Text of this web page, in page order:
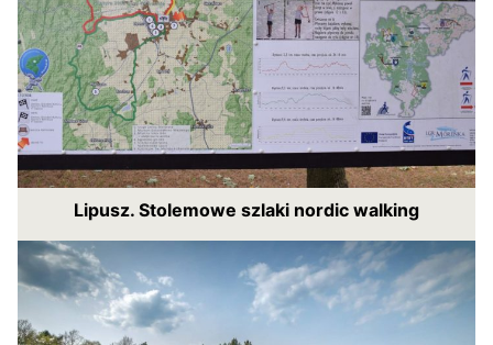
Lipusz. Stolemowe szlaki nordic walking